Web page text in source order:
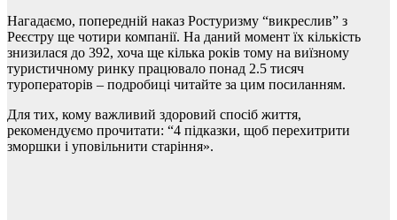
Нагадаємо, попередній наказ Ростуризму “викреслив” з
Реєстру ще чотири компанії. На даний момент їх кількість
знизилася до 392, хоча ще кілька років тому на виїзному
туристичному ринку працювало понад 2.5 тисяч
туроператорів – подробиці читайте за цим посиланням.
Для тих, кому важливий здоровий спосіб життя,
рекомендуємо прочитати: “4 підказки, щоб перехитрити
зморшки і уповільнити старіння».